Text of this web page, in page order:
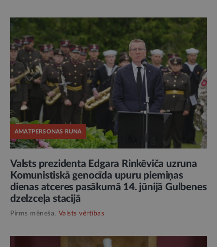
AMATPERSONAS RUNA
Valsts prezidenta Edgara Rinkēviča uzruna
Komunistiskā genocīda upuru piemiņas
dienas atceres pasākumā 14. jūnijā Gulbenes
dzelzceļa stacijā
Pirms mēneša, Valsts vērtības